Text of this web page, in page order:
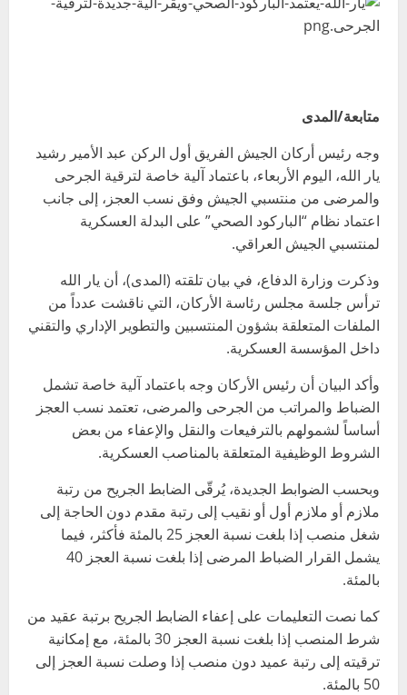
متابعة/المدى
وجه رئيس أركان الجيش الفريق أول الركن عبد الأمير رشيد
يار الله، اليوم الأربعاء، باعتماد آلية خاصة لترقية الجرحى
والمرضى من منتسبي الجيش وفق نسب العجز، إلى جانب
اعتماد نظام “الباركود الصحي” على البدلة العسكرية
لمنتسبي الجيش العراقي.
وذكرت وزارة الدفاع، في بيان تلقته (المدى)، أن يار الله
ترأس جلسة مجلس رئاسة الأركان، التي ناقشت عدداً من
الملفات المتعلقة بشؤون المنتسبين والتطوير الإداري والتقني
داخل المؤسسة العسكرية.
وأكد البيان أن رئيس الأركان وجه باعتماد آلية خاصة تشمل
الضباط والمراتب من الجرحى والمرضى، تعتمد نسب العجز
أساساً لشمولهم بالترفيعات والنقل والإعفاء من بعض
الشروط الوظيفية المتعلقة بالمناصب العسكرية.
وبحسب الضوابط الجديدة، يُرقّى الضابط الجريح من رتبة
ملازم أو ملازم أول أو نقيب إلى رتبة مقدم دون الحاجة إلى
شغل منصب إذا بلغت نسبة العجز 25 بالمئة فأكثر، فيما
يشمل القرار الضباط المرضى إذا بلغت نسبة العجز 40
بالمئة.
كما نصت التعليمات على إعفاء الضابط الجريح برتبة عقيد من
شرط المنصب إذا بلغت نسبة العجز 30 بالمئة، مع إمكانية
ترقيته إلى رتبة عميد دون منصب إذا وصلت نسبة العجز إلى
50 بالمئة.